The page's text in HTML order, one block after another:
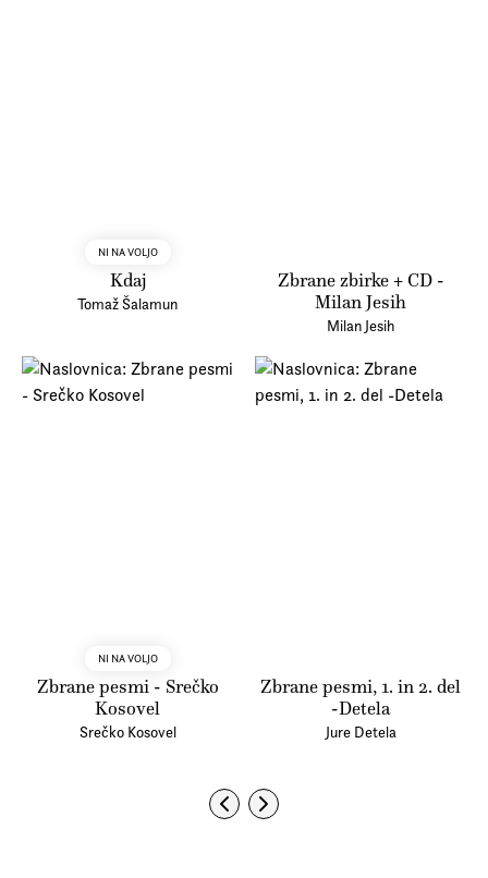
NI NA VOLJO
Kdaj
Tomaž Šalamun
Zbrane zbirke + CD -
Milan Jesih
Milan Jesih
NI NA VOLJO
Zbrane pesmi - Srečko
Kosovel
Srečko Kosovel
Zbrane pesmi, 1. in 2. del
-Detela
Jure Detela